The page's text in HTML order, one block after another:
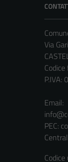
Via
P.IVA:
Email:
PEC: